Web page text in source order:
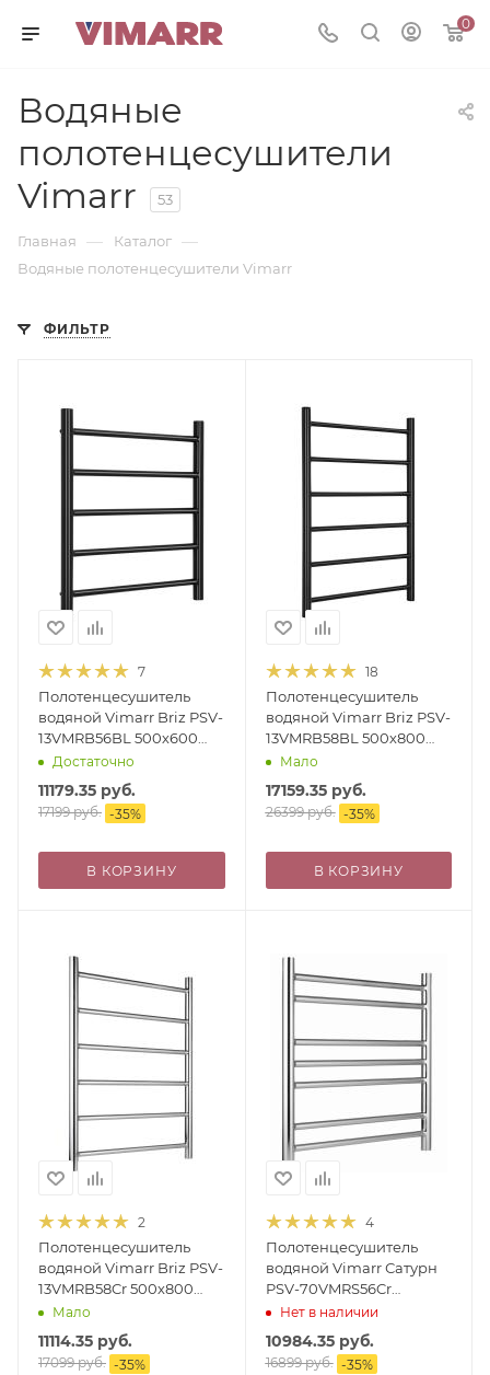
0
Водяные
полотенцесушители
Vimarr
53
Главная — Каталог —
Водяные полотенцесушители Vimarr
ФИЛЬТР
7
Полотенцесушитель
водяной Vimarr Briz PSV-
13VMRB56BL 500х600
лесенка, с фитингами в
комплекте, черный
матовый
Достаточно
11179.35 руб.
17199руб. -35%
В КОРЗИНУ
18
Полотенцесушитель
водяной Vimarr Briz PSV-
13VMRB58BL 500х800
лесенка, с фитингами в
комплекте, черный
матовый
Мало
17159.35руб.
26399руб. -35%
В КОРЗИНУ
2
Полотенцесушитель
водяной Vimarr Briz PSV-
13VMRB58Cr 500х800
лесенка, с фитингами в
комплекте, хром
Мало
11114.35 руб.
17099руб. -35%
4
Полотенцесушитель
водяной Vimarr Сатурн
PSV-70VMRS56Cr
500х600 лесенка, с
фитингами в комплекте,
хром
Нет в наличии
10984.35руб.
16899руб. -35%